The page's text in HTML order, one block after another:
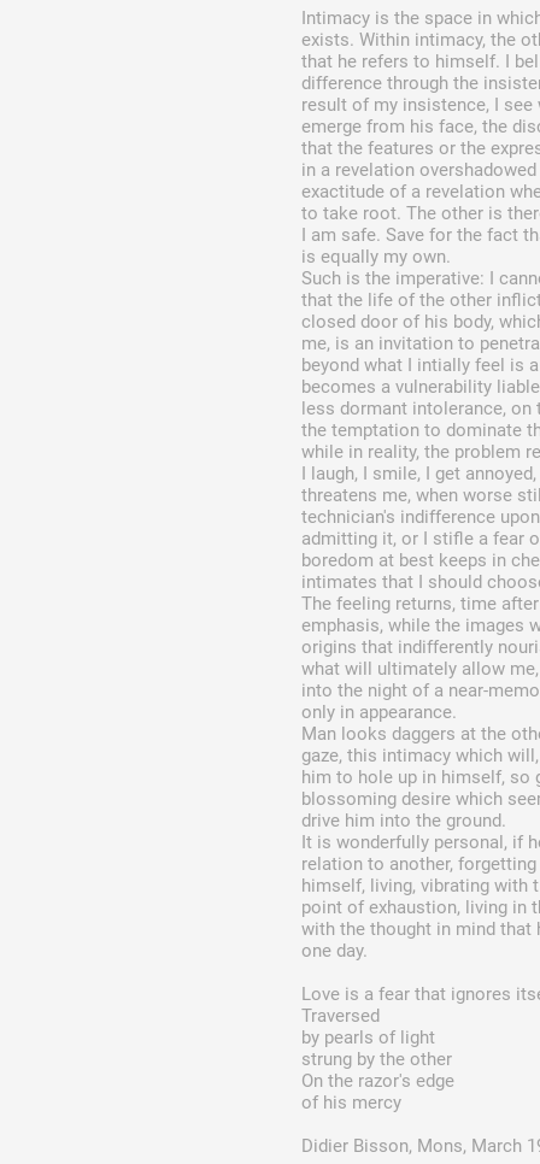
Intimacy is the space in
exists. Within intimacy, the
that he refers to himself. I
difference through the
result of my insistence, I
emerge from his face, the
that the features or the
in a revelation
exactitude of a revelation
to take root. The other is
I am safe. Save for the fact
is equally my own.
Such is the imperative: I
that the life of the other
closed door of his body,
me, is an invitation to
beyond what I intially feel is
becomes a vulnerability
less dormant intolerance, on
the temptation to dominate
while in reality, the problem
I laugh, I smile, I get
threatens me, when worse
technician's indifference
admitting it, or I stifle a fear
boredom at best keeps in
intimates that I should
The feeling returns, time
emphasis, while the images
origins that indifferently
what will ultimately allow
into the night of a near-
only in appearance.
Man looks daggers at the
gaze, this intimacy which
him to hole up in himself, so
blossoming desire which
drive him into the ground.
It is wonderfully personal, if
relation to another,
himself, living, vibrating with
point of exhaustion, living in
with the thought in mind that
one day.
Love is a fear that ignores
Traversed
by pearls of light
strung by the other
On the razor's edge
of his mercy
Didier Bisson, Mons, March